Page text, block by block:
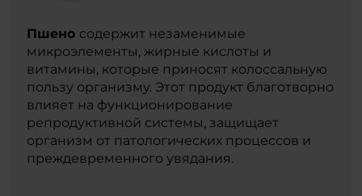
Пшено содержит незаменимые
микроэлементы, жирные кислоты и
витамины, которые приносят колоссальную
пользу организму. Этот продукт благотворно
влияет на функционирование
репродуктивной системы, защищает
организм от патологических процессов и
преждевременного увядания.